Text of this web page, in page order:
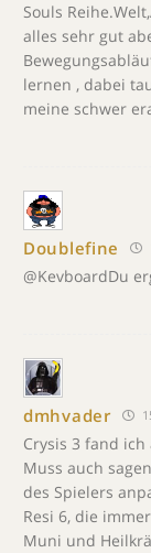
Souls
alles sehr gut
lernen , dabei
meine schwer
Doublefine
@KevboardDu
dmhvader
Crysis 3 fand
Muss auch
des Spielers
Resi 6, die
Muni und